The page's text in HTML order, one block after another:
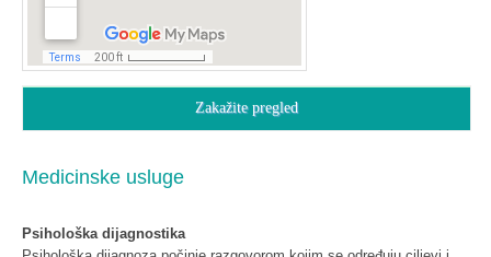
Zakažite pregled
Medicinske usluge
Psihološka dijagnostika